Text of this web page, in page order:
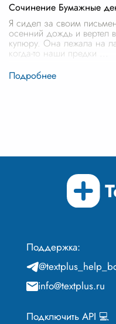
Сочинение Бумажные
Я сидел за своим
осенний дождь и вертел
купюру. Она лежала на
когда-то наши предки
Поддержка:
info@textplus.ru
Подключить API 💻